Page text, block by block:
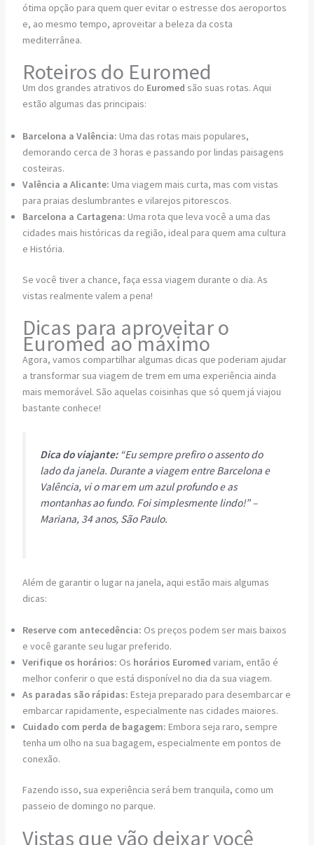
ótima opção para quem quer evitar o estresse dos aeroportos
e, ao mesmo tempo, aproveitar a beleza da costa
mediterrânea.
Roteiros do Euromed
Um dos grandes atrativos do Euromed são suas rotas. Aqui
estão algumas das principais:
Barcelona a Valência: Uma das rotas mais populares,
demorando cerca de 3 horas e passando por lindas paisagens
costeiras.
Valência a Alicante: Uma viagem mais curta, mas com vistas
para praias deslumbrantes e vilarejos pitorescos.
Barcelona a Cartagena: Uma rota que leva você a uma das
cidades mais históricas da região, ideal para quem ama cultura
e História.
Se você tiver a chance, faça essa viagem durante o dia. As
vistas realmente valem a pena!
Dicas para aproveitar o
Euromed ao máximo
Agora, vamos compartilhar algumas dicas que poderiam ajudar
a transformar sua viagem de trem em uma experiência ainda
mais memorável. São aquelas coisinhas que só quem já viajou
bastante conhece!
Dica do viajante:“Eu sempre prefiro o assento do
lado da janela. Durante a viagem entre Barcelona e
Valência, vi o mar em um azul profundo e as
montanhas ao fundo. Foi simplesmente lindo!” –
Mariana, 34 anos, São Paulo.
Além de garantir o lugar na janela, aqui estão mais algumas
dicas:
Reserve com antecedência: Os preços podem ser mais baixos
e você garante seu lugar preferido.
Verifique os horários: Os horários Euromed variam, então é
melhor conferir o que está disponível no dia da sua viagem.
As paradas são rápidas: Esteja preparado para desembarcar e
embarcar rapidamente, especialmente nas cidades maiores.
Cuidado com perda de bagagem: Embora seja raro, sempre
tenha um olho na sua bagagem, especialmente em pontos de
conexão.
Fazendo isso, sua experiência será bem tranquila, como um
passeio de domingo no parque.
Vistas que vão deixar você